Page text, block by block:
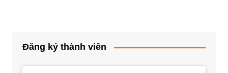
Đăng ký thành viên